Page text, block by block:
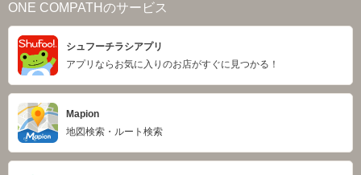
ONE COMPATHのサービス
シュフーチラシアプリ
アプリならお気に入りのお店がすぐに見つかる！
Mapion
地図検索・ルート検索